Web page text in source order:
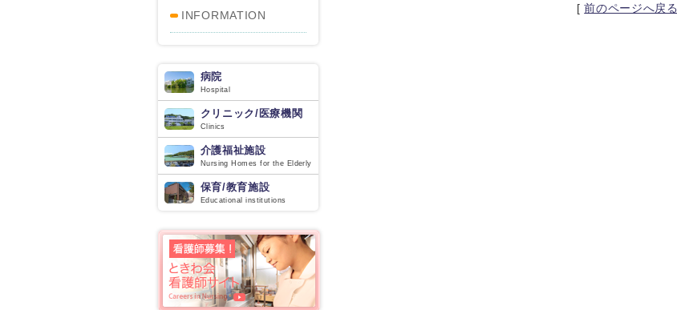
[前のページへ戻る
INFORMATION
病院
Hospital
クリニック/医療機関
Clinics
介護福祉施設
Nursing Homes for the Elderly
保育/教育施設
Educational institutions